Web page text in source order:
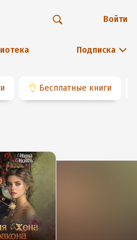
Подписка
Войти
👌 Бесплатные книги